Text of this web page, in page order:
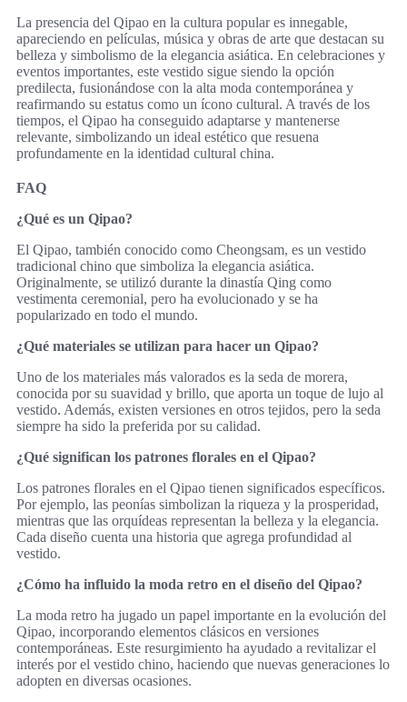
La presencia del Qipao en la cultura popular es innegable,
apareciendo en películas, música y obras de arte que destacan su
belleza y simbolismo de la elegancia asiática. En celebraciones y
eventos importantes, este vestido sigue siendo la opción
predilecta, fusionándose con la alta moda contemporánea y
reafirmando su estatus como un ícono cultural. A través de los
tiempos, el Qipao ha conseguido adaptarse y mantenerse
relevante, simbolizando un ideal estético que resuena
profundamente en la identidad cultural china.
FAQ
¿Qué es un Qipao?
El Qipao, también conocido como Cheongsam, es un vestido
tradicional chino que simboliza la elegancia asiática.
Originalmente, se utilizó durante la dinastía Qing como
vestimenta ceremonial, pero ha evolucionado y se ha
popularizado en todo el mundo.
¿Qué materiales se utilizan para hacer un Qipao?
Uno de los materiales más valorados es la seda de morera,
conocida por su suavidad y brillo, que aporta un toque de lujo al
vestido. Además, existen versiones en otros tejidos, pero la seda
siempre ha sido la preferida por su calidad.
¿Qué significan los patrones florales en el Qipao?
Los patrones florales en el Qipao tienen significados específicos.
Por ejemplo, las peonías simbolizan la riqueza y la prosperidad,
mientras que las orquídeas representan la belleza y la elegancia.
Cada diseño cuenta una historia que agrega profundidad al
vestido.
¿Cómo ha influido la moda retro en el diseño del Qipao?
La moda retro ha jugado un papel importante en la evolución del
Qipao, incorporando elementos clásicos en versiones
contemporáneas. Este resurgimiento ha ayudado a revitalizar el
interés por el vestido chino, haciendo que nuevas generaciones lo
adopten en diversas ocasiones.